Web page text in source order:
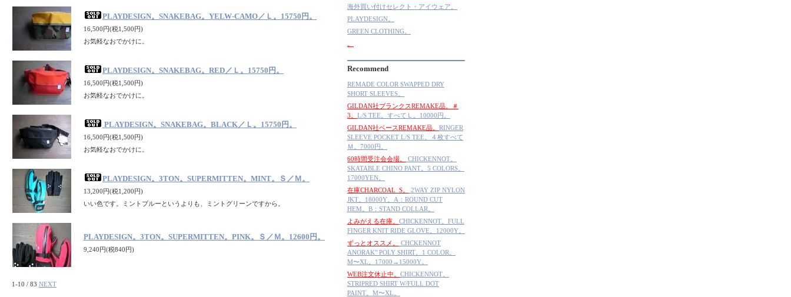
PLAYDESIGN。SNAKEBAG。YELW-CAMO／Ｌ。15750円。
16,500円(税1,500円)
お気軽なおでかけに。
PLAYDESIGN。SNAKEBAG。RED／Ｌ。15750円。
16,500円(税1,500円)
お気軽なおでかけに。
PLAYDESIGN。SNAKEBAG。BLACK／Ｌ。15750円。
16,500円(税1,500円)
お気軽なおでかけに。
PLAYDESIGN。3TON。SUPERMITTEN。MINT。Ｓ／Ｍ。
13,200円(税1,200円)
いい色です。ミントブルーというよりも、ミントグリーンですから。
PLAYDESIGN。3TON。SUPERMITTEN。PINK。Ｓ／Ｍ。12600円。
9,240円(税840円)
1-10 / 83 NEXT
海外買い付けセレクト・アイウェア。
PLAYDESIGN。
GREEN CLOTHING。
。
Recommend
REMADE COLOR SWAPPED DRY
SHORT SLEEVES。
GILDAN社ブランクスREMAKE品。＃
3。 L/S TEE。すべてＬ。10000円。
GILDAN社ベースREMAKE品。 RINGER
SLEEVE POCKET L/S TEE。４枚すべて
Ｍ。7000円。
60時間受注会会場。
CHICKENNOT。
SKATABLE CHINO PANT。5 COLORS。
17000YEN。
在庫CHARCOAL_S。
2WAY ZIP NYLON
JKT。18000Y。A：ROUND CUT
HEM。B：STAND COLLAR。
よみがえる在庫。 CHICKENNOT。FULL
FINGER KNIT RIDE GLOVE。12000Y。
ずっとオススメ。
CHCKENNOT
ANORAK" POLY SHIRT。1 COLOR。
M〜XL。17000→15000Y。
WEB注文休止中。 CHICKENNOT。
STRIPRED SHIRT W/FULL DOT
PAINT。M〜XL。